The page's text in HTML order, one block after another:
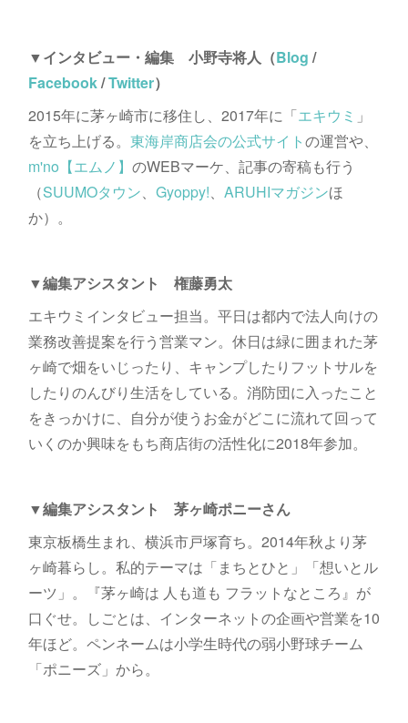
▼インタビュー・編集 小野寺将人（Blog /
Facebook/Twitter）
2015年に茅ヶ崎市に移住し、2017年に「エキウミ 」
を立ち上げる。 東海岸商店会の公式サイトの運営や、
m'no【エムノ】 のWEBマーケ、記事の寄稿も行う
（SUUMOタウン、 Gyoppy!、 ARUHIマガジンほ
か）。
▼編集アシスタント 権藤勇太
エキウミインタビュー担当。平日は都内で法人向けの
業務改善提案を行う営業マン。休日は緑に囲まれた茅
ヶ崎で畑をいじったり、キャンプしたりフットサルを
したりのんびり生活をしている。消防団に入ったこと
をきっかけに、自分が使うお金がどこに流れて回って
いくのか興味をもち商店街の活性化に2018年参加。
▼編集アシスタント 茅ヶ崎ポニーさん
東京板橋生まれ、横浜市戸塚育ち。2014年秋より茅
ヶ崎暮らし。私的テーマは「まちとひと」「想いとル
ーツ」。『茅ヶ崎は 人も道も フラットなところ』が
口ぐせ。しごとは、インターネットの企画や営業を10
年ほど。ペンネームは小学生時代の弱小野球チーム
「ポニーズ」から。